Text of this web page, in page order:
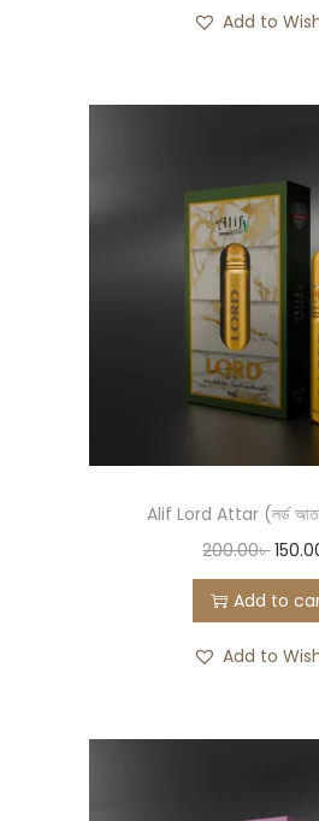
Add to
Alif Lord Attar (লর্ড
200.00৳
Add to
Add to